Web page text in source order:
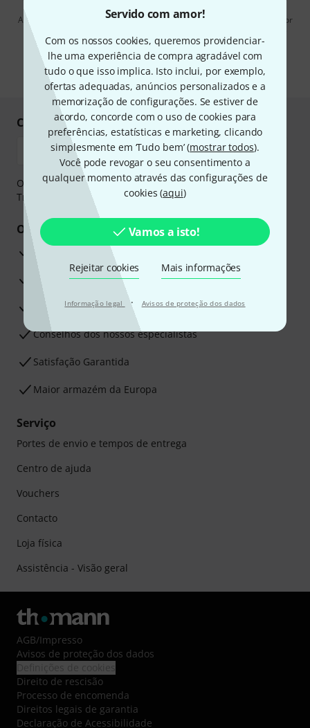
Servido com amor!
Com os nossos cookies, queremos providenciar-
lhe uma experiência de compra agradável com
tudo o que isso implica. Isto inclui, por exemplo,
ofertas adequadas, anúncios personalizados e a
memorização de configurações. Se estiver de
acordo, concorde com o uso de cookies para
preferências, estatísticas e marketing, clicando
simplesmente em ‘Tudo bem’ (mostrar todos).
Você pode revogar o seu consentimento a
qualquer momento através das configurações de
cookies (aqui)
Vamos a isto!
Rejeitar cookies Mais informações
Informação legal · Avisos de proteção dos dados
Ao clicar em "Inscreva-se agora", concordo em receber publicidade por
e-mail. Posso cancelar a assinatura a qualquer momento. Você pode
encontrar mais informações sobre a newsletter na nossadiretriz de
proteção de dados.
* Requeridos
Compre e pague em segurança
O pagamento pode ser feito de forma segura através de
Transferência bancária, PayPal ou Cartão de crédito.
Os seus benefícios
Garantia Thomann de 3 anos
30 dias de garantia de dinheiro de volta
Assistência de Reparação
Conselhos dos nossos especialistas
Satisfação Garantida
Maior armazém da Europa
Serviço
Portes de envio e tempos de entrega
Centro de ajuda
Vouchers
Contacto
Loja física
Assistência - Visão geral
AGB/Impresso
Avisos de proteção dos dados
Direito de rescisão
Processo de encomenda
Direitos legais de garantia
Declaração de Acessibilidade